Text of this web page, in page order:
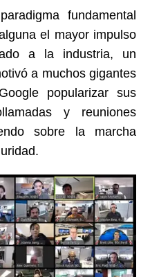
fundamental
el mayor impulso
a la industria, un
a muchos gigantes
popularizar sus
y reuniones
sobre la marcha